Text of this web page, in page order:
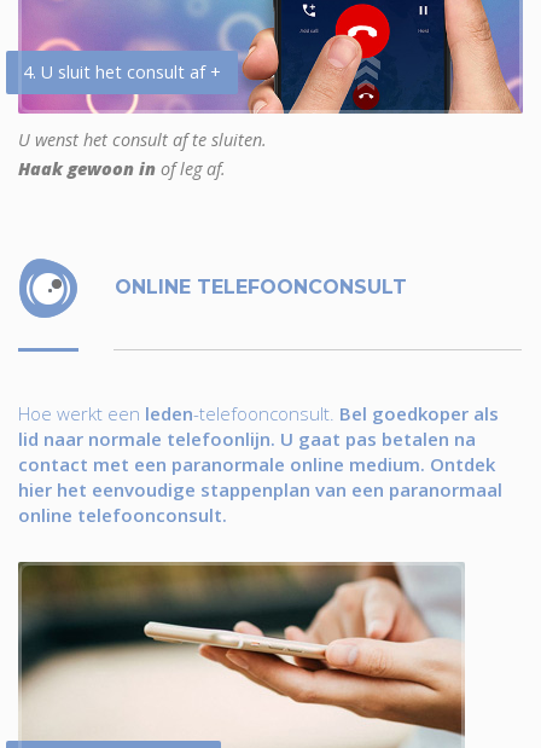
4. U sluit het consult af +
U wenst het consult af te sluiten.
Haak gewoon in of leg af.
ONLINE TELEFOONCONSULT
Hoe werkt een leden-telefoonconsult. Bel goedkoper als
lid naar normale telefoonlijn. U gaat pas betalen na
contact met een paranormale online medium. Ontdek
hier het eenvoudige stappenplan van een paranormaal
online telefoonconsult.